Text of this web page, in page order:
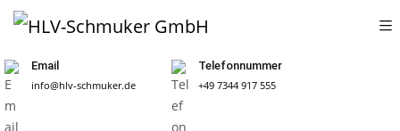
Email
info@hlv-schmuker.de
Telefonnummer
+49 7344 917 555